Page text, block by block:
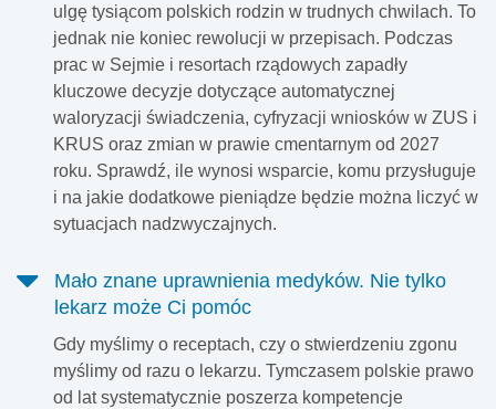
ulgę tysiącom polskich rodzin w trudnych chwilach. To
jednak nie koniec rewolucji w przepisach. Podczas
prac w Sejmie i resortach rządowych zapadły
kluczowe decyzje dotyczące automatycznej
waloryzacji świadczenia, cyfryzacji wniosków w ZUS i
KRUS oraz zmian w prawie cmentarnym od 2027
roku. Sprawdź, ile wynosi wsparcie, komu przysługuje
i na jakie dodatkowe pieniądze będzie można liczyć w
sytuacjach nadzwyczajnych.
Mało znane uprawnienia medyków. Nie tylko
lekarz może Ci pomóc
Gdy myślimy o receptach, czy o stwierdzeniu zgonu
myślimy od razu o lekarzu. Tymczasem polskie prawo
od lat systematycznie poszerza kompetencje